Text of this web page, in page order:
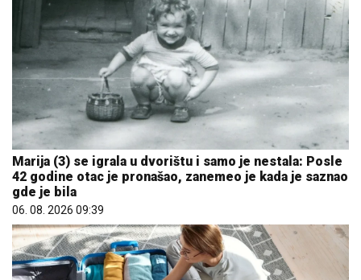
Marija (3) se igrala u dvorištu i samo je nestala: Posle
42 godine otac je pronašao, zanemeo je kada je saznao
gde je bila
06. 08. 2026 09:39